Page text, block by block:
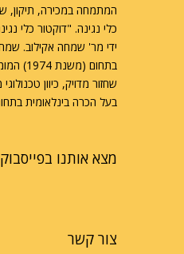
המתמחה במכירה, תיקון,
כלי נגינה. "דוקטור כלי
ידי מר' שמחה אקילוב.
בתחום
שחזור מדויק, כיוון
בעל הכרה בינלאומית
מצא אותנו בפייסבוק
צור קשר